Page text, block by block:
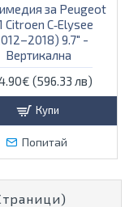
за Peugeot
Citroen C‑Elysee
9.7" -
Вертикална
(596.33 лв)
Купи
Попитай